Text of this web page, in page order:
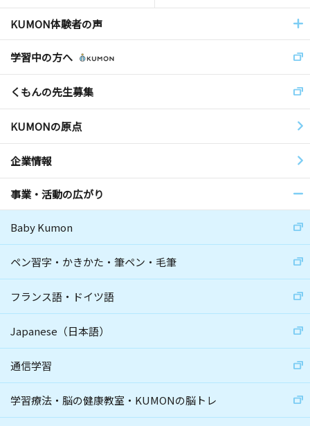
KUMON体験者の声
学習中の方へ
くもんの先生募集
KUMONの原点
企業情報
事業・活動の広がり
Baby Kumon
ペン習字・かきかた・筆ペン・毛筆
フランス語・ドイツ語
Japanese（日本語）
通信学習
学習療法・脳の健康教室・KUMONの脳トレ